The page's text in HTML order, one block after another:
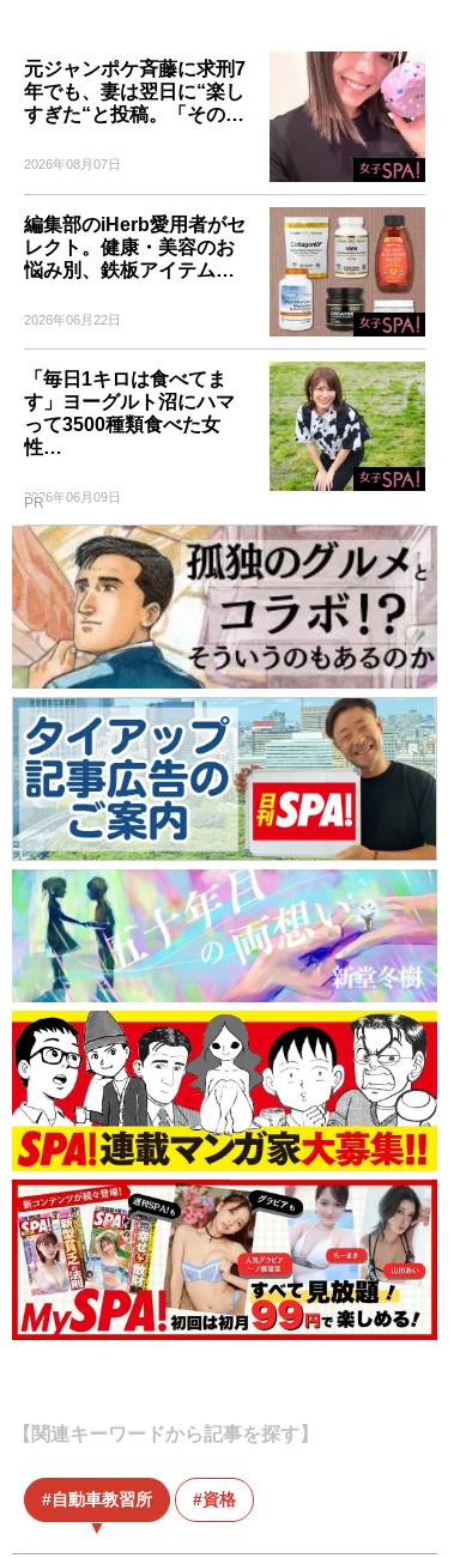
元ジャンポケ斉藤に求刑7
年でも、妻は翌日に“楽し
すぎた“と投稿。「その…
2026年08月07日
編集部のiHerb愛用者がセ
レクト。健康・美容のお
悩み別、鉄板アイテム…
2026年06月22日
「毎日1キロは食べてま
す」ヨーグルト沼にハマ
って3500種類食べた女
性…
2026年06月09日
PR
【関連キーワードから記事を探す】
自動車教習所 資格